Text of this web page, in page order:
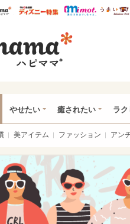
あ総研ハピママ* ウレぴあ総研 デ
mimot.
やせたい 癒されたい ラ
美アイテム ファッション アン